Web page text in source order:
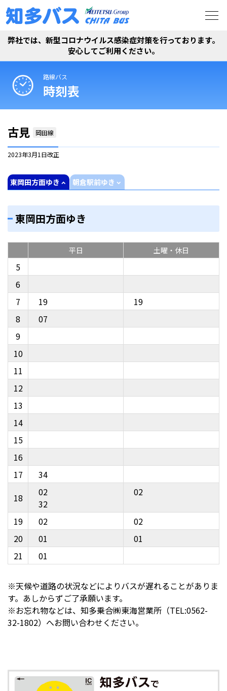
弊社では、新型コロナウイルス感染症対策を行っております。
安心してご利用ください。
路線バス
時刻表
古見 岡田線
2023年3月1日改正
東岡田方面ゆき 朝倉駅前ゆき
東岡田方面ゆき
平日
5
6
7
8
9
10
11
12
13
14
15
16
17
18
19
20
21
19
07
34
02
32
02
01
01
土曜・休日
19
02
02
01
※天候や道路の状況などによりバスが遅れることがありま
す。あしからずご了承願います。
※お忘れ物などは、知多乗合㈱東海営業所（TEL:0562-
32-1802）へお問い合わせください。